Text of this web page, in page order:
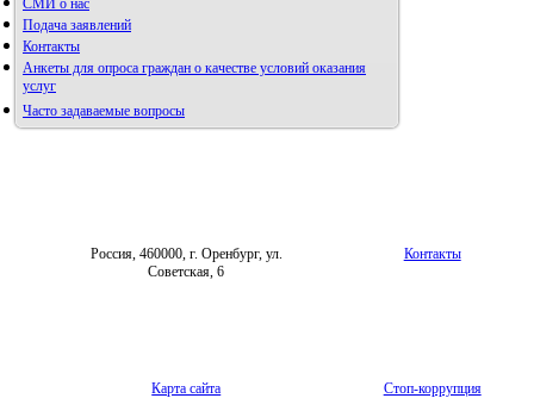
Фотогалерея
СМИ о нас
Подача заявлений
Контакты
Анкеты для опроса граждан о качестве условий оказания
услуг
Часто задаваемые вопросы
Россия, 460000, г. Оренбург, ул.
Советская, 6
Контакты
Карта сайта Стоп-коррупция